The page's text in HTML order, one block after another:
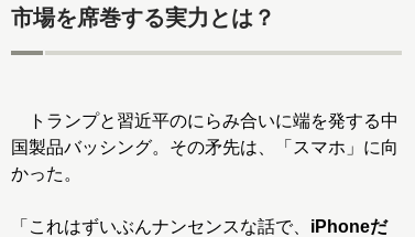
市場を席巻する実力とは？
トランプと習近平のにらみ合いに端を発する中
国製品バッシング。その矛先は、「スマホ」に向
かった。
「これはずいぶんナンセンスな話で、 iPhoneだ